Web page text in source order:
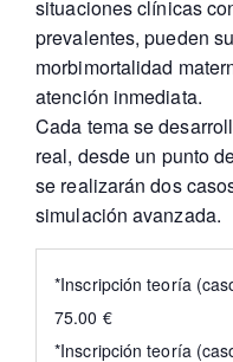
situaciones clínicas
prevalentes, pueden
morbimortalidad
atención inmediata.
Cada tema se
real, desde un punto
se realizarán dos
simulación avanzada.
*Inscripción teoría
75.00 €
*Inscripción teoría